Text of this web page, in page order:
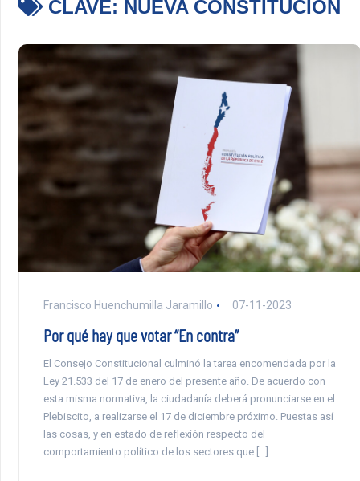
CLAVE: NUEVA CONSTITUCIÓN
Francisco Huenchumilla Jaramillo 07-11-2023
Por qué hay que votar “En contra”
El Consejo Constitucional culminó la tarea encomendada por la
Ley 21.533 del 17 de enero del presente año. De acuerdo con
esta misma normativa, la ciudadanía deberá pronunciarse en el
Plebiscito, a realizarse el 17 de diciembre próximo. Puestas así
las cosas, y en estado de reflexión respecto del
comportamiento político de los sectores que […]